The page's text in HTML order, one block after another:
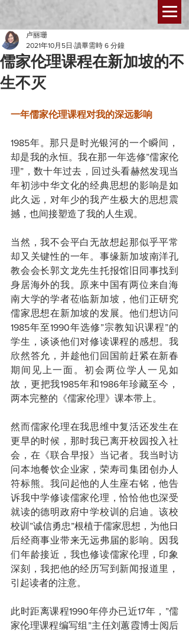
儒家伦理课程在新加坡的不
生不灭
卢丽珊
2021年10月5日 讀畢需時 6 分鐘
一年儒家伦理课程对我的深远影响
1985年。那只是时光银河的一个瞬间，
却是我的永恒。我在那一年选修”儒家伦
理”，数十年过去，回过头看赫然发现当
年初涉中华文化的经典思想的影响是如
此久远，对年少的我产生极大的思想震
撼，也间接塑造了我的人生观。
当然，我不会平白无故想起那似乎平常
却又关键性的一年。事缘新加坡南洋孔
教会会长郭文龙先生托报馆旧同事找到
身居海外的我。原来中国有两位来自海
南大学的学者莅临新加坡，他们正研究
儒家思想在新加坡的发展。他们想访问
1985年至1990年选修”宗教知识课程”的
学生，谈谈他们对修读课程的感想。我
欣然答允，并趁他们回国前赶紧在新春
期间见上一面。初会两位学人一见如
故，更把我1985年和1986年珍藏至今，
两本完整的《儒家伦理》课本带上。
然而儒家伦理在我思维中复活还发生在
更早的时候，那时我已离开校园投入社
会，在《联合早报》当记者。我当时访
问本地餐饮企业家，荣寿司集团创办人
符标熊。我问起他的人生座右铭，他告
诉我中学修读儒家伦理，恰恰他也深受
就读的德明政府中学校训的启迪。该校
校训”诚信勇忠”根植于儒家思想，为他日
后经商事业带来无远弗届的影响。因我
们年龄接近，我也修读儒家伦理，印象
深刻，我把他的经历写到新闻报道里，
引起读者的注意。
此时距离课程1990年停办已近17年，”儒
家伦理课程编写组”主任刘蕙霞博士阅后